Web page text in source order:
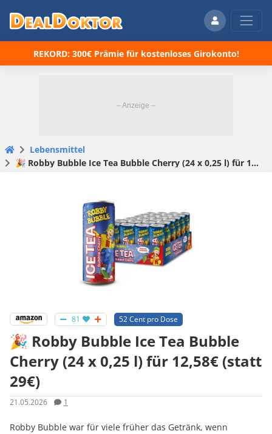
REKORD: 300€ Prämie für kostenloses Girokonto!
Lebensmittel
🎉 Robby Bubble Ice Tea Bubble Cherry (24 x 0,25 l) für 12,58€ (statt 29€)
81 52 Cent pro Dose
🎉 Robby Bubble Ice Tea Bubble
Cherry (24 x 0,25 l) für 12,58€ (statt
29€)
21.05.2026 1
Robby Bubble war für viele früher das Getränk, wenn